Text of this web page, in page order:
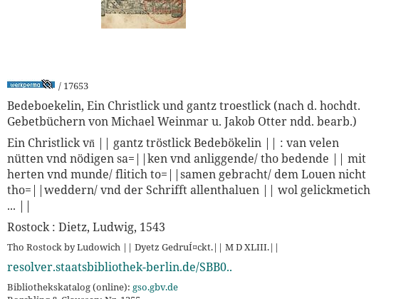
/ 17653
Bedeboekelin, Ein Christlick und gantz troestlick (nach d. hochdt.
Gebetbüchern von Michael Weinmar u. Jakob Otter ndd. bearb.)
Ein Christlick vn̄ || gantz tröstlick Bedebökelin || : van velen
nütten vnd nödigen sa=||ken vnd anliggende/ tho bedende || mit
herten vnd munde/ flitich to=||samen gebracht/ dem Louen nicht
tho=||weddern/ vnd der Schrifft allenthaluen || wol gelickmetich
... ||
Rostock : Dietz, Ludwig, 1543
Tho Rostock by Ludowich || Dyetz GedruÍ¤ckt.|| M D XLIII.||
resolver.staatsbibliothek-berlin.de/SBB0..
Bibliothekskatalog (online): gso.gbv.de